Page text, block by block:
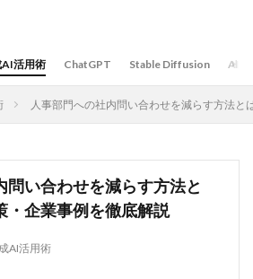
活用術 ChatGPT Stable Diffusion AIサ
人事部門への社内問い合わせを減らす方法
問い合わせを減らす方法と
・企業事例を徹底解説
AI活用術